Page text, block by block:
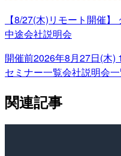
【8/27(木)リモート開催
中途会社説明会
開催前2026年8月27日(木)
セミナー一覧会社説明会
関連記事